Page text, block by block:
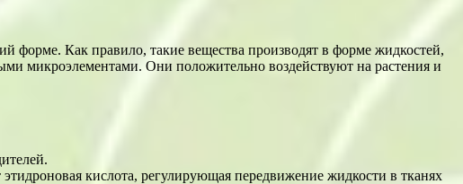
форме. Как правило, такие вещества производят в форме жидкостей,
микроэлементами. Они положительно воздействуют на растения и
кислота, регулирующая передвижение жидкости в тканях